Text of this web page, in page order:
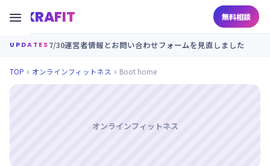
KRAFIT 無料相談

UPDATES 7/30運営者情報とお問い合わせフォームを見直しました
TOP  オンラインフィットネス  Boot home
オンラインフィットネス